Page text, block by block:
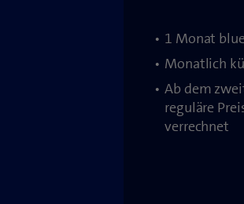
1 Monat
Monatlich
Ab dem
reguläre
verrechnet